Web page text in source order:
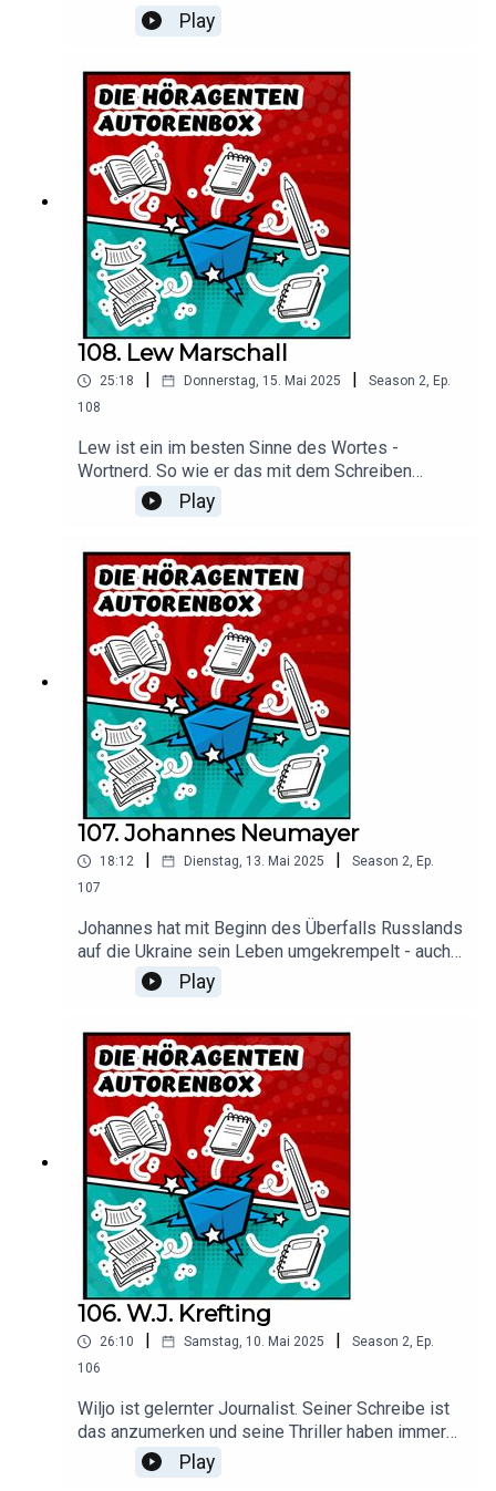
Bücherschreiben gekommen - Dr. Peter Tauber
erklärt in seinen Büchern gern, welche Kraft - auch
Gespräch erfahrt Ihr viel über diesen sehr
bodenständigen, sympathischen Menschen!Hier
bekommt Ihr Peters Bücher.
Play
108. Lew Marschall
25:18 | Donnerstag, 15. Mai 2025 | Season 2, Ep.
108
Lew ist ein im besten Sinne des Wortes -
Wortnerd. So wie er das mit dem Schreiben
macht, ist das schon echt abgefahren - und
passend dazu passieren ihm auch abgefahrene
Hörstoff zur Unterhaltung und zum Lernen!Hier
bekommt Ihr Lews Bücher.
Play
107. Johannes Neumayer
18:12 | Dienstag, 13. Mai 2025 | Season 2, Ep.
107
Johannes hat mit Beginn des Überfalls Russlands
auf die Ukraine sein Leben umgekrempelt - auch
aus persönlichen Motiven. Er hat eine
Hilfsorganisation gegründet und ein Buch darüber
helft!Hier findet Ihr alles zu seiner
Hilfsorganisation.Hier findet Ihr sein Buch.
Play
106. W.J. Krefting
26:10 Samstag, 10. Mai 2025 Season 2, Ep.
106
Wiljo ist gelernter Journalist. Seiner Schreibe ist
das anzumerken und seine Thriller haben immer
einen reellen Hintergrund. Und zusätzlich sind
nicht nur seine Bücher spannend, sondern auch
Play